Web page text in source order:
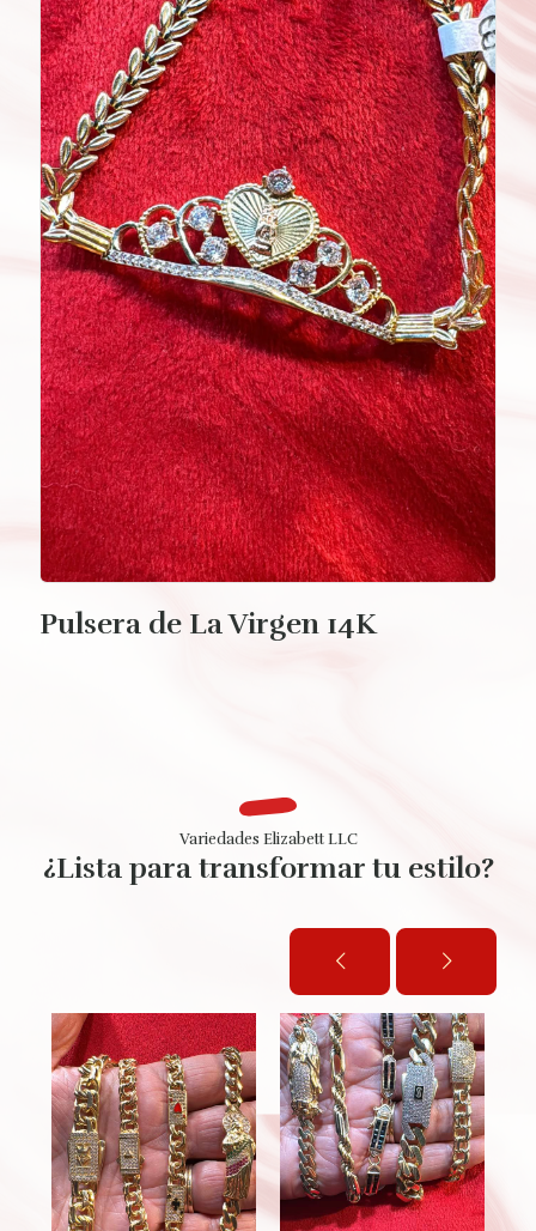
Pulsera de La Virgen 14K
¿Lista para transformar tu estilo?
Variedades Elizabett LLC